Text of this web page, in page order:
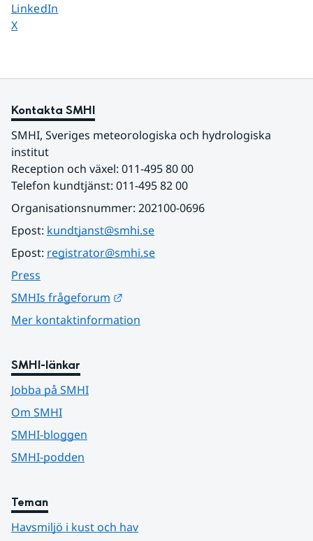
Dela sidan på
LinkedIn
Dela sidan på
X
Kontakta SMHI
SMHI, Sveriges meteorologiska och hydrologiska
institut
Reception och växel: 011-495 80 00
Telefon kundtjänst: 011-495 82 00
Organisationsnummer: 202100-0696
Epost: kundtjanst@smhi.se
Epost: registrator@smhi.se
Press
SMHIs frågeforum
Mer kontaktinformation
SMHI-länkar
Jobba på SMHI
Om SMHI
SMHI-bloggen
SMHI-podden
Teman
Havsmiljö i kust och hav